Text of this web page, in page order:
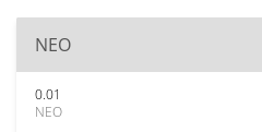
NEO
0.01
NEO